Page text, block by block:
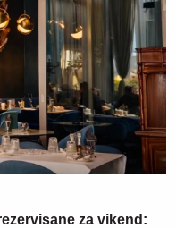
za vikend: